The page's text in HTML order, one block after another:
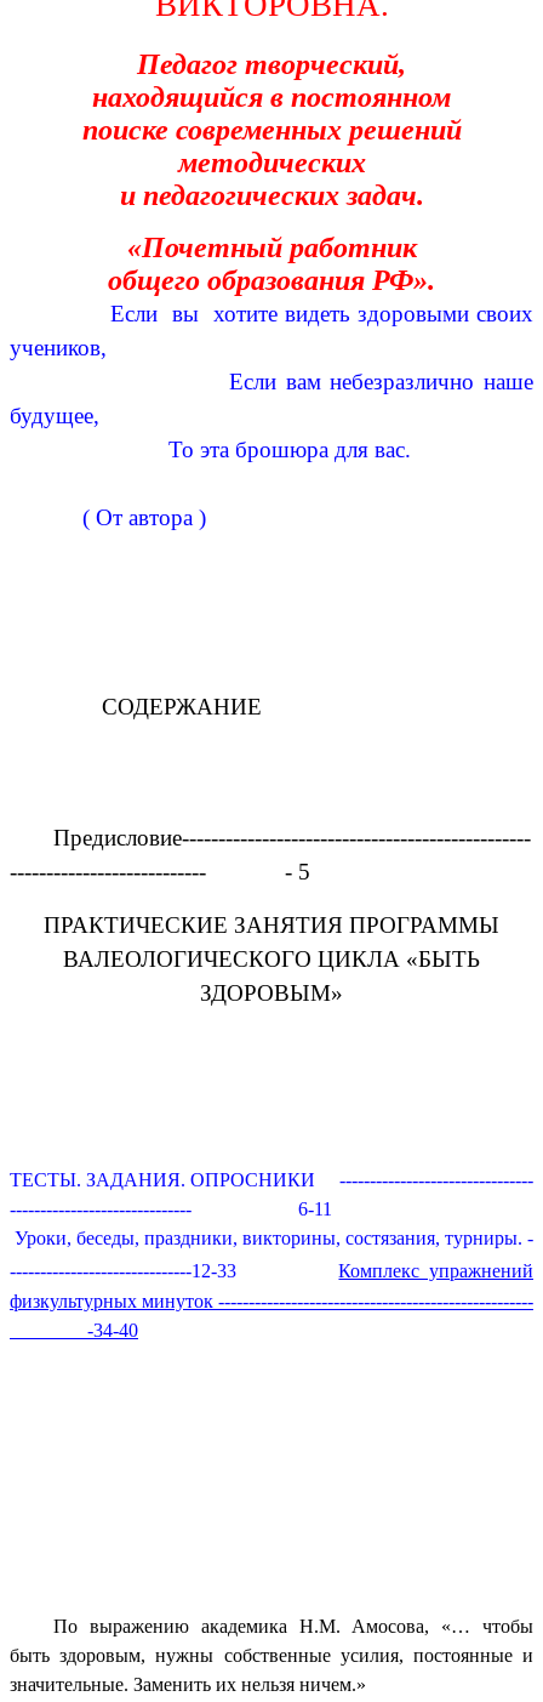
Педагог творческий,
находящийся в постоянном
поиске современных решений
методических
и педагогических задач.
«Почетный работник
общего образования РФ».
Если вы хотите видеть здоровыми своих
учеников,
Если вам небезразлично наше
будущее,
То эта брошюра для вас.
( От автора )
СОДЕРЖАНИЕ
Предисловие------------------------------------------------
--------------------------- - 5
ПРАКТИЧЕСКИЕ ЗАНЯТИЯ ПРОГРАММЫ
ВАЛЕОЛОГИЧЕСКОГО ЦИКЛА «БЫТЬ
ЗДОРОВЫМ»
ТЕСТЫ. ЗАДАНИЯ. ОПРОСНИКИ --------------------------------
------------------------------ 6-11
Уроки, беседы, праздники, викторины, состязания, турниры. -
------------------------------12-33
Комплекс упражнений
физкультурных минуток ----------------------------------------------------
-34-40
По выражению академика Н.М. Амосова, «… чтобы
быть здоровым, нужны собственные усилия, постоянные и
значительные. Заменить их нельзя ничем.»